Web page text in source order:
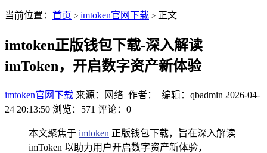
当前位置： 首页 > imtoken官网下载 > 正文
imtoken正版钱包下载-深入解读
imToken，开启数字资产新体验
imtoken官网下载 来源：网络 作者： 编辑：qbadmin 2026-04-
24 20:13:50 浏览：571 评论：0
本文聚焦于 imtoken 正版钱包下载，旨在深入解读
imToken 以助力用户开启数字资产新体验，